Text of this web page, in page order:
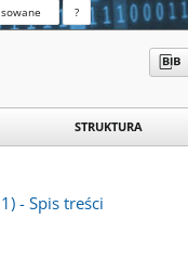
?
STRUKTURA
- Spis treści